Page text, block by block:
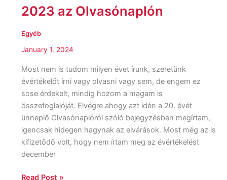
2023 az Olvasónaplón
Egyéb
January 1, 2024
Most nem is tudom milyen évet írunk, szeretünk
évértékelőt írni vagy olvasni vagy sem, de engem ez
sose érdekelt, mindig hozom a magam is
összefoglalóját. Elvégre ahogy azt idén a 20. évét
ünneplő Olvasónaplóról szóló bejegyzésben megírtam,
igencsak hidegen hagynak az elvárások. Most még az is
kifizetődő volt, hogy nem írtam meg az évértékelést
december
Read Post »